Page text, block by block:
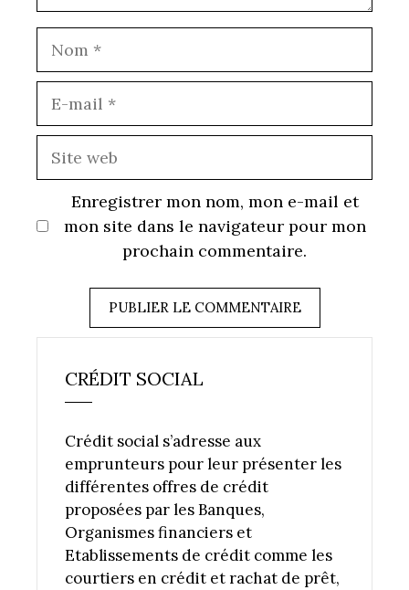
Enregistrer mon nom, mon e-mail et
mon site dans le navigateur pour mon
prochain commentaire.
CRÉDIT SOCIAL
Crédit social s’adresse aux
emprunteurs pour leur présenter les
différentes offres de crédit
proposées par les Banques,
Organismes financiers et
Etablissements de crédit comme les
courtiers en crédit et rachat de prêt,